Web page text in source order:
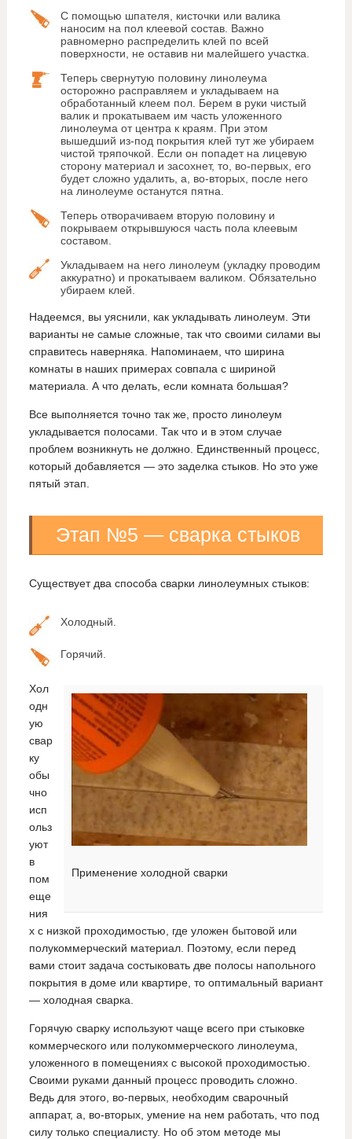
С помощью шпателя, кисточки или валика
наносим на пол клеевой состав. Важно
равномерно распределить клей по всей
поверхности, не оставив ни малейшего участка.
Теперь свернутую половину линолеума
осторожно расправляем и укладываем на
обработанный клеем пол. Берем в руки чистый
валик и прокатываем им часть уложенного
линолеума от центра к краям. При этом
вышедший из-под покрытия клей тут же убираем
чистой тряпочкой. Если он попадет на лицевую
сторону материал и засохнет, то, во-первых, его
будет сложно удалить, а, во-вторых, после него
на линолеуме останутся пятна.
Теперь отворачиваем вторую половину и
покрываем открывшуюся часть пола клеевым
составом.
Укладываем на него линолеум (укладку проводим
аккуратно) и прокатываем валиком. Обязательно
убираем клей.
Надеемся, вы уяснили, как укладывать линолеум. Эти
варианты не самые сложные, так что своими силами вы
справитесь наверняка. Напоминаем, что ширина
комнаты в наших примерах совпала с шириной
материала. А что делать, если комната большая?
Все выполняется точно так же, просто линолеум
укладывается полосами. Так что и в этом случае
проблем возникнуть не должно. Единственный процесс,
который добавляется — это заделка стыков. Но это уже
пятый этап.
Этап №5 — сварка стыков
Существует два способа сварки линолеумных стыков:
Холодный.
Горячий.
Применение холодной сварки
Хол
одн
ую
свар
ку
обы
чно
исп
ольз
уют
в
пом
еще
ния
х с низкой проходимостью, где уложен бытовой или
полукоммерческий материал. Поэтому, если перед
вами стоит задача состыковать две полосы напольного
покрытия в доме или квартире, то оптимальный вариант
— холодная сварка.
Горячую сварку используют чаще всего при стыковке
коммерческого или полукоммерческого линолеума,
уложенного в помещениях с высокой проходимостью.
Своими руками данный процесс проводить сложно.
Ведь для этого, во-первых, необходим сварочный
аппарат, а, во-вторых, умение на нем работать, что под
силу только специалисту. Но об этом методе мы